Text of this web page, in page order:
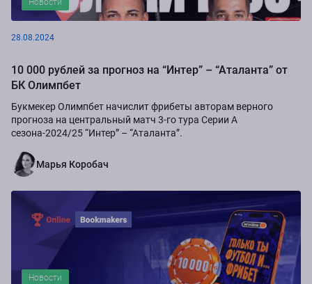
28.08.2024
10 000 рублей за прогноз на “Интер” – “Аталанта” от
БК Олимпбет
Букмекер Олимпбет начислит фрибеты авторам верного
прогноза на центральный матч 3-го тура Серии А
сезона-2024/25 “Интер” – “Аталанта”.
Марья Коробач
Новости